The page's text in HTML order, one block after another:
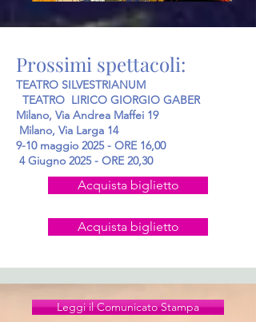
Prossimi spettacoli:
TEATRO SILVESTRIANUM
TEATRO LIRICO GIORGIO GABER
Milano, Via Andrea Maffei 19
Milano, Via Larga 14
9-10 maggio 2025 - ORE 16,00
4 Giugno 2025 - ORE 20,30
Acquista biglietto
Acquista biglietto
Leggi il Comunicato Stampa